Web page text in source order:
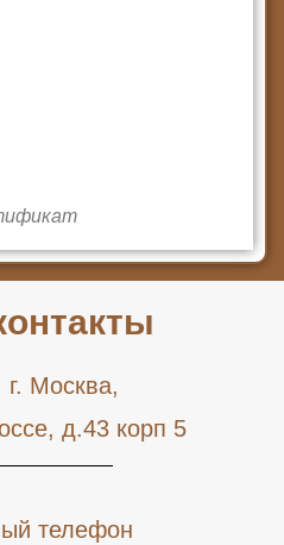
г. Москва,
д.43 корп 5
телефон